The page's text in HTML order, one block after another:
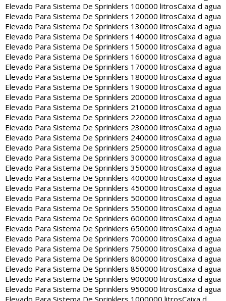
Elevado Para Sistema De Sprinklers 100000 litrosCaixa d agua
Elevado Para Sistema De Sprinklers 120000 litrosCaixa d agua
Elevado Para Sistema De Sprinklers 130000 litrosCaixa d agua
Elevado Para Sistema De Sprinklers 140000 litrosCaixa d agua
Elevado Para Sistema De Sprinklers 150000 litrosCaixa d agua
Elevado Para Sistema De Sprinklers 160000 litrosCaixa d agua
Elevado Para Sistema De Sprinklers 170000 litrosCaixa d agua
Elevado Para Sistema De Sprinklers 180000 litrosCaixa d agua
Elevado Para Sistema De Sprinklers 190000 litrosCaixa d agua
Elevado Para Sistema De Sprinklers 200000 litrosCaixa d agua
Elevado Para Sistema De Sprinklers 210000 litrosCaixa d agua
Elevado Para Sistema De Sprinklers 220000 litrosCaixa d agua
Elevado Para Sistema De Sprinklers 230000 litrosCaixa d agua
Elevado Para Sistema De Sprinklers 240000 litrosCaixa d agua
Elevado Para Sistema De Sprinklers 250000 litrosCaixa d agua
Elevado Para Sistema De Sprinklers 300000 litrosCaixa d agua
Elevado Para Sistema De Sprinklers 350000 litrosCaixa d agua
Elevado Para Sistema De Sprinklers 400000 litrosCaixa d agua
Elevado Para Sistema De Sprinklers 450000 litrosCaixa d agua
Elevado Para Sistema De Sprinklers 500000 litrosCaixa d agua
Elevado Para Sistema De Sprinklers 550000 litrosCaixa d agua
Elevado Para Sistema De Sprinklers 600000 litrosCaixa d agua
Elevado Para Sistema De Sprinklers 650000 litrosCaixa d agua
Elevado Para Sistema De Sprinklers 700000 litrosCaixa d agua
Elevado Para Sistema De Sprinklers 750000 litrosCaixa d agua
Elevado Para Sistema De Sprinklers 800000 litrosCaixa d agua
Elevado Para Sistema De Sprinklers 850000 litrosCaixa d agua
Elevado Para Sistema De Sprinklers 900000 litrosCaixa d agua
Elevado Para Sistema De Sprinklers 950000 litrosCaixa d agua